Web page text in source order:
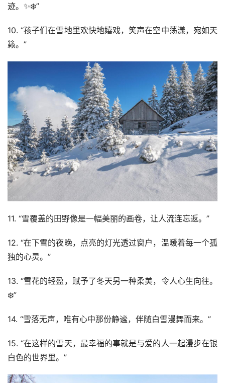
迹。✨❄️”
10. “孩子们在雪地里欢快地嬉戏，笑声在空中荡漾，宛如天
籁。”
11. “雪覆盖的田野像是一幅美丽的画卷，让人流连忘返。️”
12. “在下雪的夜晚，点亮的灯光透过窗户，温暖着每一个孤
独的心灵。”
13. “雪花的轻盈，赋予了冬天另一种柔美，令人心生向往。
❄️”
14. “雪落无声，唯有心中那份静谧，伴随白雪漫舞而来。️”
15. “在这样的雪天，最幸福的事就是与爱的人一起漫步在银
白色的世界里。️”